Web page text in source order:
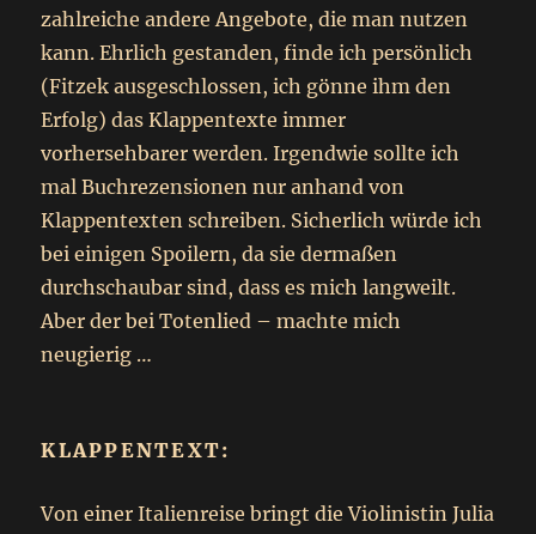
zahlreiche andere Angebote, die man nutzen
kann. Ehrlich gestanden, finde ich persönlich
(Fitzek ausgeschlossen, ich gönne ihm den
Erfolg) das Klappentexte immer
vorhersehbarer werden. Irgendwie sollte ich
mal Buchrezensionen nur anhand von
Klappentexten schreiben. Sicherlich würde ich
bei einigen Spoilern, da sie dermaßen
durchschaubar sind, dass es mich langweilt.
Aber der bei Totenlied – machte mich
neugierig …
KLAPPENTEXT:
Von einer Italienreise bringt die Violinistin Julia